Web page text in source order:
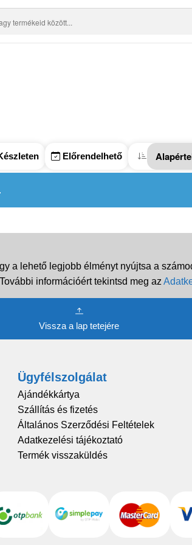
Előrendelhető
a lehető legjobb élményt nyújtsa a
információért tekintsd meg az
Vissza a lap tetejére
Ügyfélszolgálat
Ajándékkártya
Szállítás és fizetés
Általános Szerződési Feltételek
Adatkezelési tájékoztató
Termék visszaküldés